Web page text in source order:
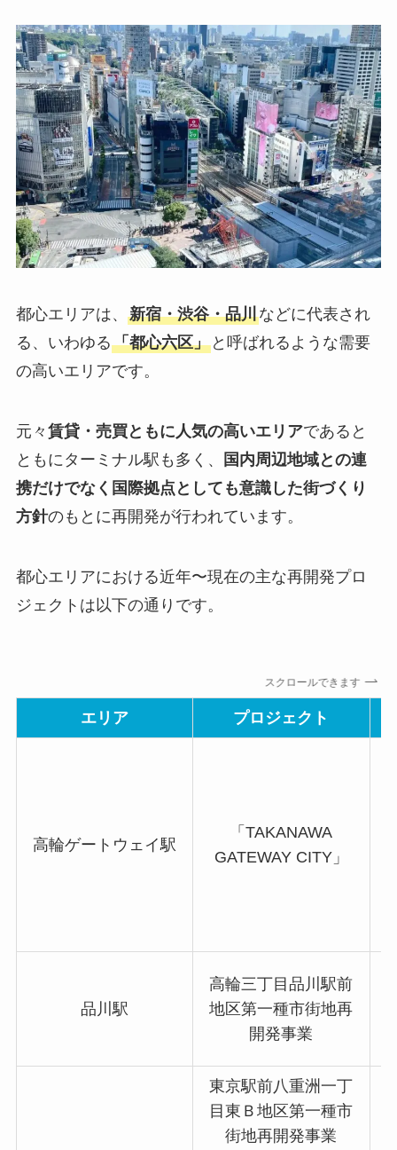
都心エリアは、 新宿・渋谷・品川などに代表され
る、いわゆる「都心六区」と呼ばれるような需要
の高いエリアです。
元々 賃貸・売買ともに人気の高いエリアであると
ともにターミナル駅も多く、
国内周辺地域との連
携だけでなく国際拠点としても意識した街づくり
方針のもとに再開発が行われています。
都心エリアにおける近年〜現在の主な再開発プロ
ジェクトは以下の通りです。
スクロールできます
エリア プロジェクト
高輪ゲートウェイ駅
「TAKANAWA
GATEWAY CITY」
品川駅
高輪三丁目品川駅前
地区第一種市街地再
開発事業
東京駅前八重洲一丁
目東Ｂ地区第一種市
街地再開発事業